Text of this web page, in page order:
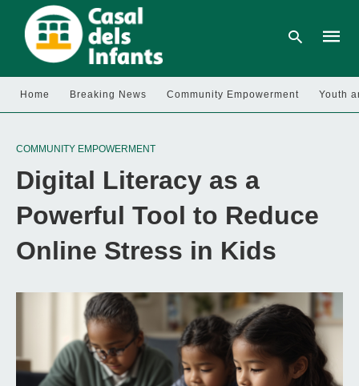
Home Breaking News Community Empowerment Youth
COMMUNITY EMPOWERMENT
Digital Literacy as a
Powerful Tool to Reduce
Online Stress in Kids